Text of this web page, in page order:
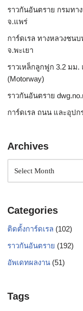
ราวกันอันตราย กรมทา
จ.แพร่
การ์ดเรล ทางหลวงชน
จ.พะเยา
ราวเหล็กลูกฟูก 3.2 มม.
(Motorway)
ราวกันอันตราย
การ์ดเรล ถนน และอุป
Archives
Categories
ติดตั้งการ์ดเรล (102)
ราวกันอันตราย (192)
อัพเดทผลงาน (51)
Tags